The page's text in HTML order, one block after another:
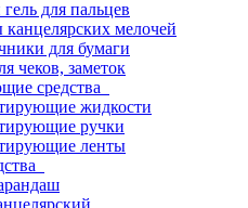
для пальцев
мелочей
для бумаги
чеков, заметок
средства
жидкости
ручки
ленты